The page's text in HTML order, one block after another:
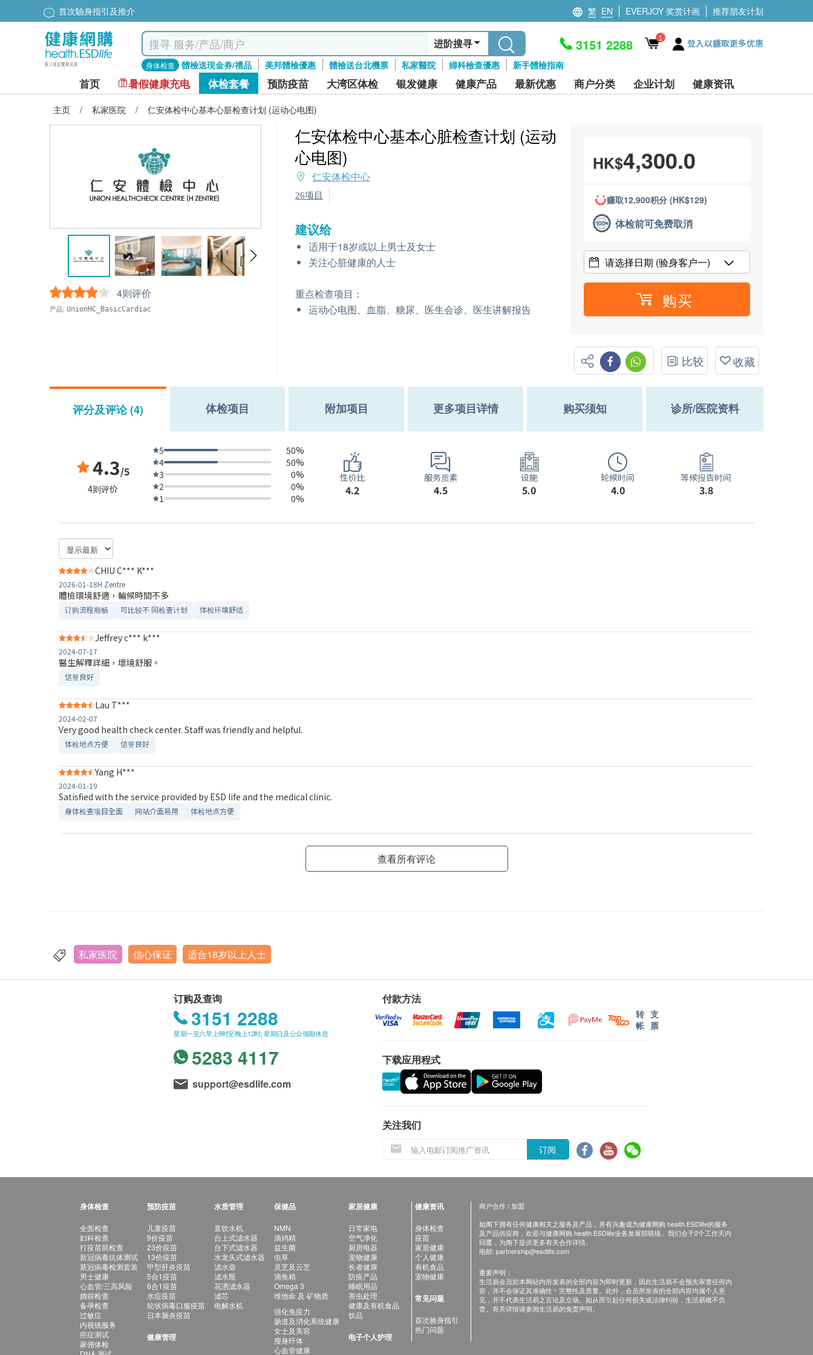
首次驗身指引及推介 繁 EN EVERJOY 奖赏计画 推荐朋友计划
进阶搜寻
身体检查 體檢送現金券/禮品 美邦體檢優惠 體檢送台北機票 私家醫院 婦科檢查優惠 新手體檢指南
3151 2288 1 登入以赚取更多优惠
首页 暑假健康充电 体检套餐 预防疫苗 大湾区体检 银发健康 健康产品 最新优惠 商户分类 企业计划 健康资讯
主页 / 私家医院 / 仁安体检中心基本心脏检查计划 (运动心电图)
4则评价
产品: UnionHC_BasicCardiac
仁安体检中心基本心脏检查计划 (运动
心电图)
仁安体检中心
26项目
建议给
适用于18岁或以上男士及女士
关注心脏健康的人士
重点检查项目：
运动心电图、血脂、糖尿、医生会诊、医生讲解报告
HK$4,300.0
赚取12,900积分 (HK$129)
体检前可免费取消
请选择日期 (验身客户一)
购买
比较 收藏
评分及评论 (4) 体检项目 附加项目 更多项目详情 购买须知 诊所/医院资料
4.3/5
4则评价
5
50%
4
50%
3
0%
2
0%
1
0%
性价比
4.2
服务质素
4.5
设施
5.0
轮候时间
4.0
等候报告时间
3.8
CHIU C*** K***
2026-01-18H Zentre
體檢環境舒適，輪候時間不多
订购流程顺畅 可比较不 同检查计划 体检环境舒适​
Jeffrey c*** k***
2024-07-17
醫生解釋詳細，壞境舒服。
信誉良好
Lau T***
2024-02-07
Very good health check center. Staff was friendly and helpful.
体检地点方便 信誉良好
Yang H***
2024-01-19
Satisfied with the service provided by ESD life and the medical clinic.
身体检查项目全面 网站介面易用 体检地点方便
查看所有评论
私家医院 信心保证 适合18岁以上人士
订购及查询
3151 2288
星期一至六早上9时至晚上12时; 星期日及公众假期休息
5283 4117
support@esdlife.com
付款方法
转
帐
支
票
下载应用程式
关注我们
订阅
身体检查
全面检查
妇科检查
打疫苗前检查
新冠病毒抗体测试
新冠病毒检测套装
男士健康
心血管/三高风险
婚前检查
备孕检查
过敏症
内视镜服务
癌症测试
家佣体检
预防疫苗
儿童疫苗
9价疫苗
23价疫苗
13价疫苗
甲型肝炎疫苗
5合1疫苗
6合1疫苗
水痘疫苗
轮状病毒口服疫苗
日本脑炎疫苗
健康管理
水质管理
直饮水机
台上式滤水器
台下式滤水器
水龙头式滤水器
滤水壶
滤水瓶
花洒滤水器
滤芯
电解水机
保健品
NMN
滴鸡精
益生菌
虫草
灵芝及云芝
滴鱼精
Omega 3
维他命 及 矿物质
强化免疫力
肠道及消化系统健康
女士及美容
瘦身纤体
心血管健康
家居健康
日常家电
空气净化
厨房电器
宠物健康
长者健康
防疫产品
睡眠用品
害虫处理
健康及有机食品
饮品
电子个人护理
健康资讯
身体检查
疫苗
家居健康
个人健康
有机食品
宠物健康
常见问题
首次验身指引
热门问题
商户合作 / 加盟
如阁下拥有任何健康相关之服务及产品，并有兴趣成为健康网购 health.ESDlife的服务
及产品供应商，欢迎与健康网购 health.ESDlife业务发展部联络。我们会于2个工作天内
回覆，为阁下提供更多有关合作详情。
电邮: partnership@esdlife.com
重要声明：
生活易会员於本网站内所发表的全部内容为即时更新，因此生活易不会预先审查任何内
容，并不会保证其准确性丶完整性及质量。此外，会员所发表的全部内容均属个人意
见，并不代表生活易之言论及立场。如从而引起任何损失或法律纠纷，生活易概不负
责。有关详情请参阅生活易的免责声明。